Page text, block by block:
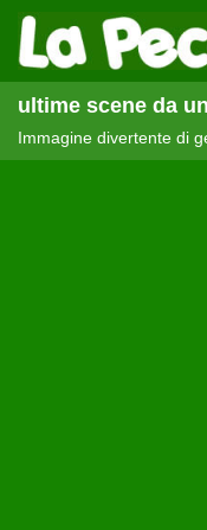
ultime scene da
Immagine divertente di